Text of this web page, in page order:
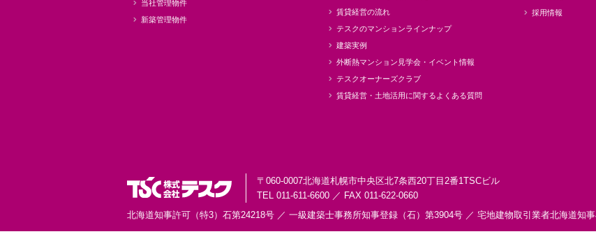
当社管理物件
新築管理物件
賃貸経営の流れ
テスクのマンションラインナップ
建築実例
外断熱マンション見学会・イベント情報
テスクオーナーズクラブ
賃貸経営・土地活用に関するよくある質問
採用情報
〒060-0007北海道札幌市中央区北7条西20丁目2番1TSCビル
TEL 011-611-6600 ／ FAX 011-622-0660
北海道知事許可（特3）石第24218号 ／ 一級建築士事務所知事登録（石）第3904号 ／ 宅地建物取引業者北海道知